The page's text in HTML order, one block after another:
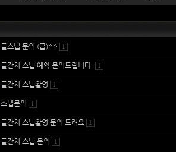
돌스냅 문의 (급)^^ 1
돌잔치 스냅 예약 문의드립니다. 1
돌잔치 스냅촬영 1
스냅문의 1
돌잔치 스냅촬영 문의 드려요 1
돌잔치 스냅 문의 1